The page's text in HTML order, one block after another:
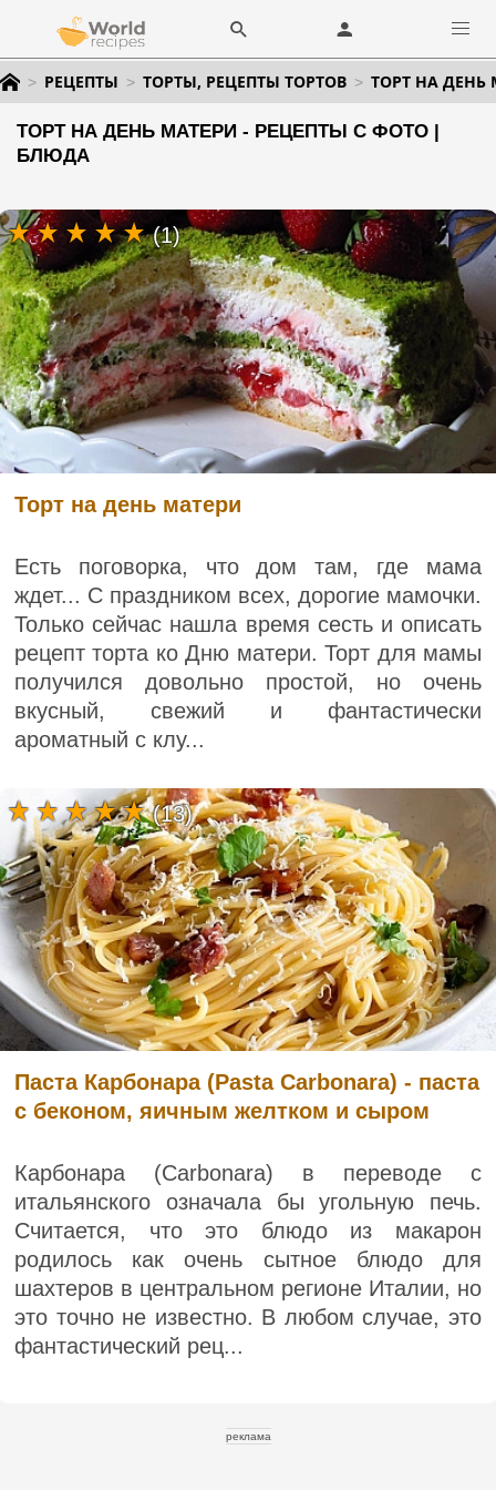
РЕЦЕПТЫ ТОРТЫ, РЕЦЕПТЫ ТОРТОВ ТОРТ НА ДЕНЬ
ТОРТ НА ДЕНЬ МАТЕРИ - РЕЦЕПТЫ С ФОТО |
БЛЮДА
Торт на день матери
Есть поговорка, что дом там, где мама
ждет... С праздником всех, дорогие мамочки.
Только сейчас нашла время сесть и описать
рецепт торта ко Дню матери. Торт для мамы
получился довольно простой, но очень
вкусный, свежий и фантастически
ароматный с клу...
(1)
Паста Карбонара (Pasta Carbonara) - паста
с беконом, яичным желтком и сыром
Карбонара (Carbonara) в переводе с
итальянского означала бы угольную печь.
Считается, что это блюдо из макарон
родилось как очень сытное блюдо для
шахтеров в центральном регионе Италии, но
это точно не известно. В любом случае, это
фантастический рец...
(13)
реклама